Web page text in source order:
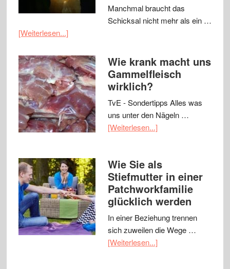
Manchmal braucht das
Schicksal nicht mehr als ein …
[Weiterlesen...]
Wie krank macht uns
Gammelfleisch
wirklich?
TvE - Sondertipps Alles was
uns unter den Nägeln …
[Weiterlesen...]
Wie Sie als
Stiefmutter in einer
Patchworkfamilie
glücklich werden
In einer Beziehung trennen
sich zuweilen die Wege …
[Weiterlesen...]